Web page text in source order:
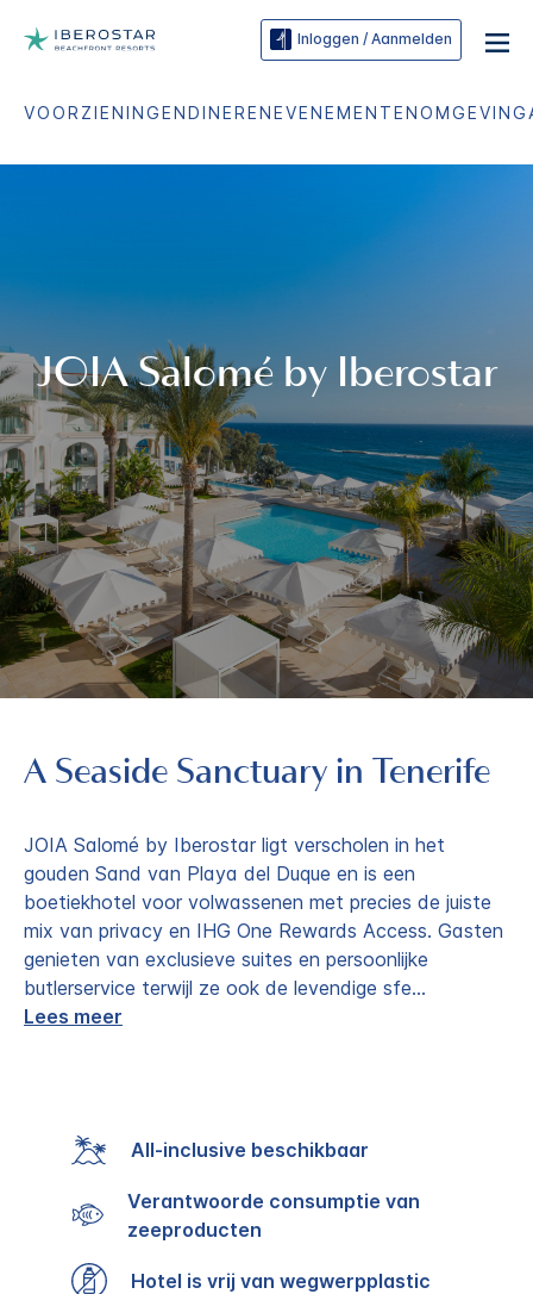
Inloggen / Aanmelden
VOORZIENINGENDINERENEVENEMENTENOMGEVING
JOIA Salomé by Iberostar
A Seaside Sanctuary in Tenerife
JOIA Salomé by Iberostar ligt verscholen in het
gouden Sand van Playa del Duque en is een
boetiekhotel voor volwassenen met precies de juiste
mix van privacy en IHG One Rewards Access. Gasten
genieten van exclusieve suites en persoonlijke
butlerservice terwijl ze ook de levendige sfe...
Lees meer
All-inclusive beschikbaar
Verantwoorde consumptie van
zeeproducten
Hotel is vrij van wegwerpplastic